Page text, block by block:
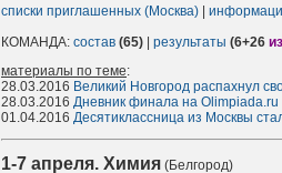
списки приглашенных (Москва)
КОМАНДА: состав (65) результаты (6+26
материалы по теме:
28.03.2016 Великий Новгород распахнул
28.03.2016 Дневник финала на Olimpiada.ru
01.04.2016 Десятиклассница из Москвы
1-7 апреля. Химия (Белгород)